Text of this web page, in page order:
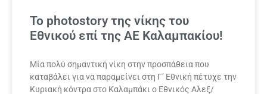
Το photostory της νίκης του
Εθνικού επί της ΑΕ Καλαμπακίου!
Μία πολύ σημαντική νίκη στην προσπάθεια που
καταβάλει για να παραμείνει στη Γ’ Εθνική πέτυχε την
Κυριακή κόντρα στο Καλαμπάκι ο Εθνικός Αλεξ/